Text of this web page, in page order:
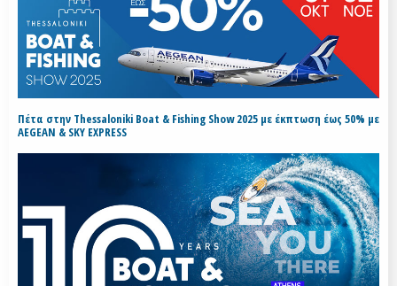
Πέτα στην Thessaloniki Boat & Fishing Show 2025 με έκπτωση έως 50% με
AEGEAN & SKY EXPRESS